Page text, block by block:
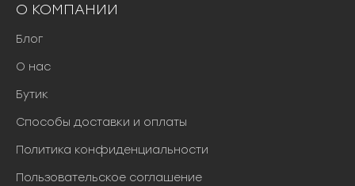
О КОМПАНИИ
Блог
О нас
Бутик
Способы доставки и оплаты
Политика конфиденциальности
Пользовательское соглашение